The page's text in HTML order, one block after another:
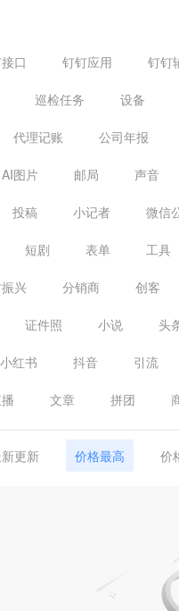
口 钉钉应用 钉钉
巡检任务 设备
代理记账 公司年报
AI图片 邮局 声音
投稿 小记者 微信
短剧 表单 工具
兴 分销商 创客
证件照 小说 头
小红书 抖音 引流
文章 拼团
更新 价格最高 价